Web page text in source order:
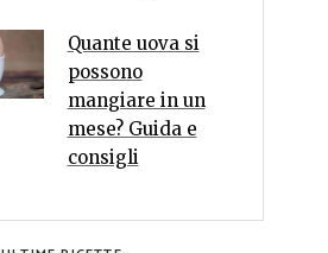
Quante uova si
possono
mangiare in un
mese? Guida e
consigli